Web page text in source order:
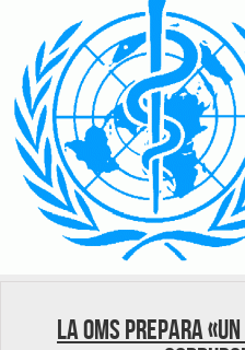
La OMS prepara